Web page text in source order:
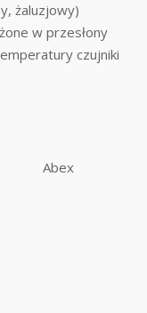
żaluzjowy)
w przesłony
czujniki
Abex